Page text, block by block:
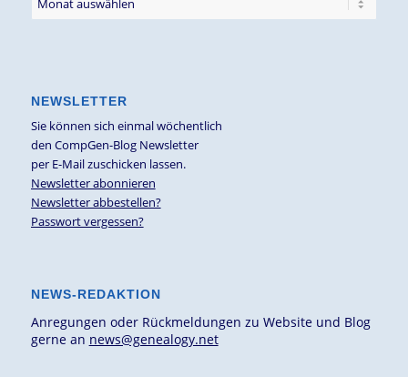
NEWSLETTER
Sie können sich einmal wöchentlich
den CompGen-Blog Newsletter
per E-Mail zuschicken lassen.
Newsletter abonnieren
Newsletter abbestellen?
Passwort vergessen?
NEWS-REDAKTION
Anregungen oder Rückmeldungen zu Website und Blog
gerne an news@genealogy.net